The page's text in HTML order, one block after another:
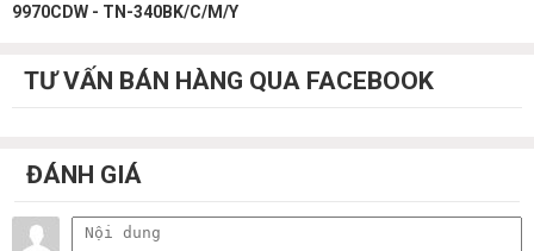
9970CDW - TN-340BK/C/M/Y
TƯ VẤN BÁN HÀNG QUA FACEBOOK
ĐÁNH GIÁ